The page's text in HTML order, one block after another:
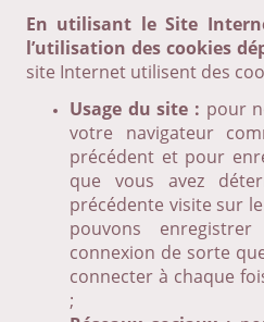
En utilisant le Site
l’utilisation des cookies
site Internet utilisent des
Usage du site : pour
votre navigateur
précédent et pour
que vous avez
précédente visite sur
pouvons
connexion de sorte
connecter à chaque
;